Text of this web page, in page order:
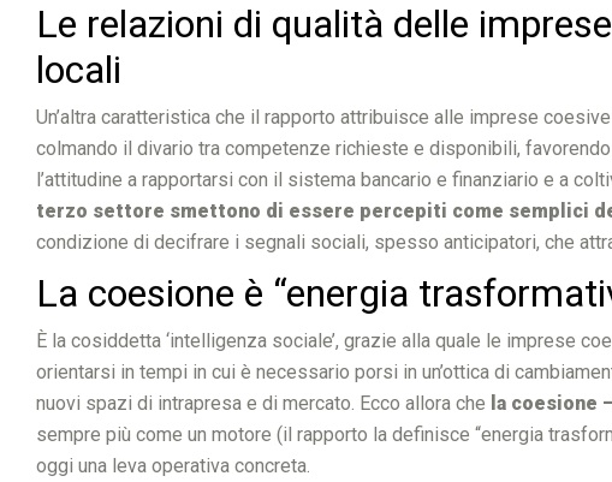
Le relazioni di qualità delle
locali
Un’altra caratteristica che il rapporto attribuisce alle imprese
colmando il divario tra competenze richieste e disponibili,
l’attitudine a rapportarsi con il sistema bancario e finanziario e a
terzo settore smettono di essere percepiti come semplici
condizione di decifrare i segnali sociali, spesso anticipatori, che
La coesione è “energia
È la cosiddetta ‘intelligenza sociale’, grazie alla quale le imprese
orientarsi in tempi in cui è necessario porsi in un’ottica di
nuovi spazi di intrapresa e di mercato. Ecco allora che la coesione
sempre più come un motore (il rapporto la definisce “energia
oggi una leva operativa concreta.